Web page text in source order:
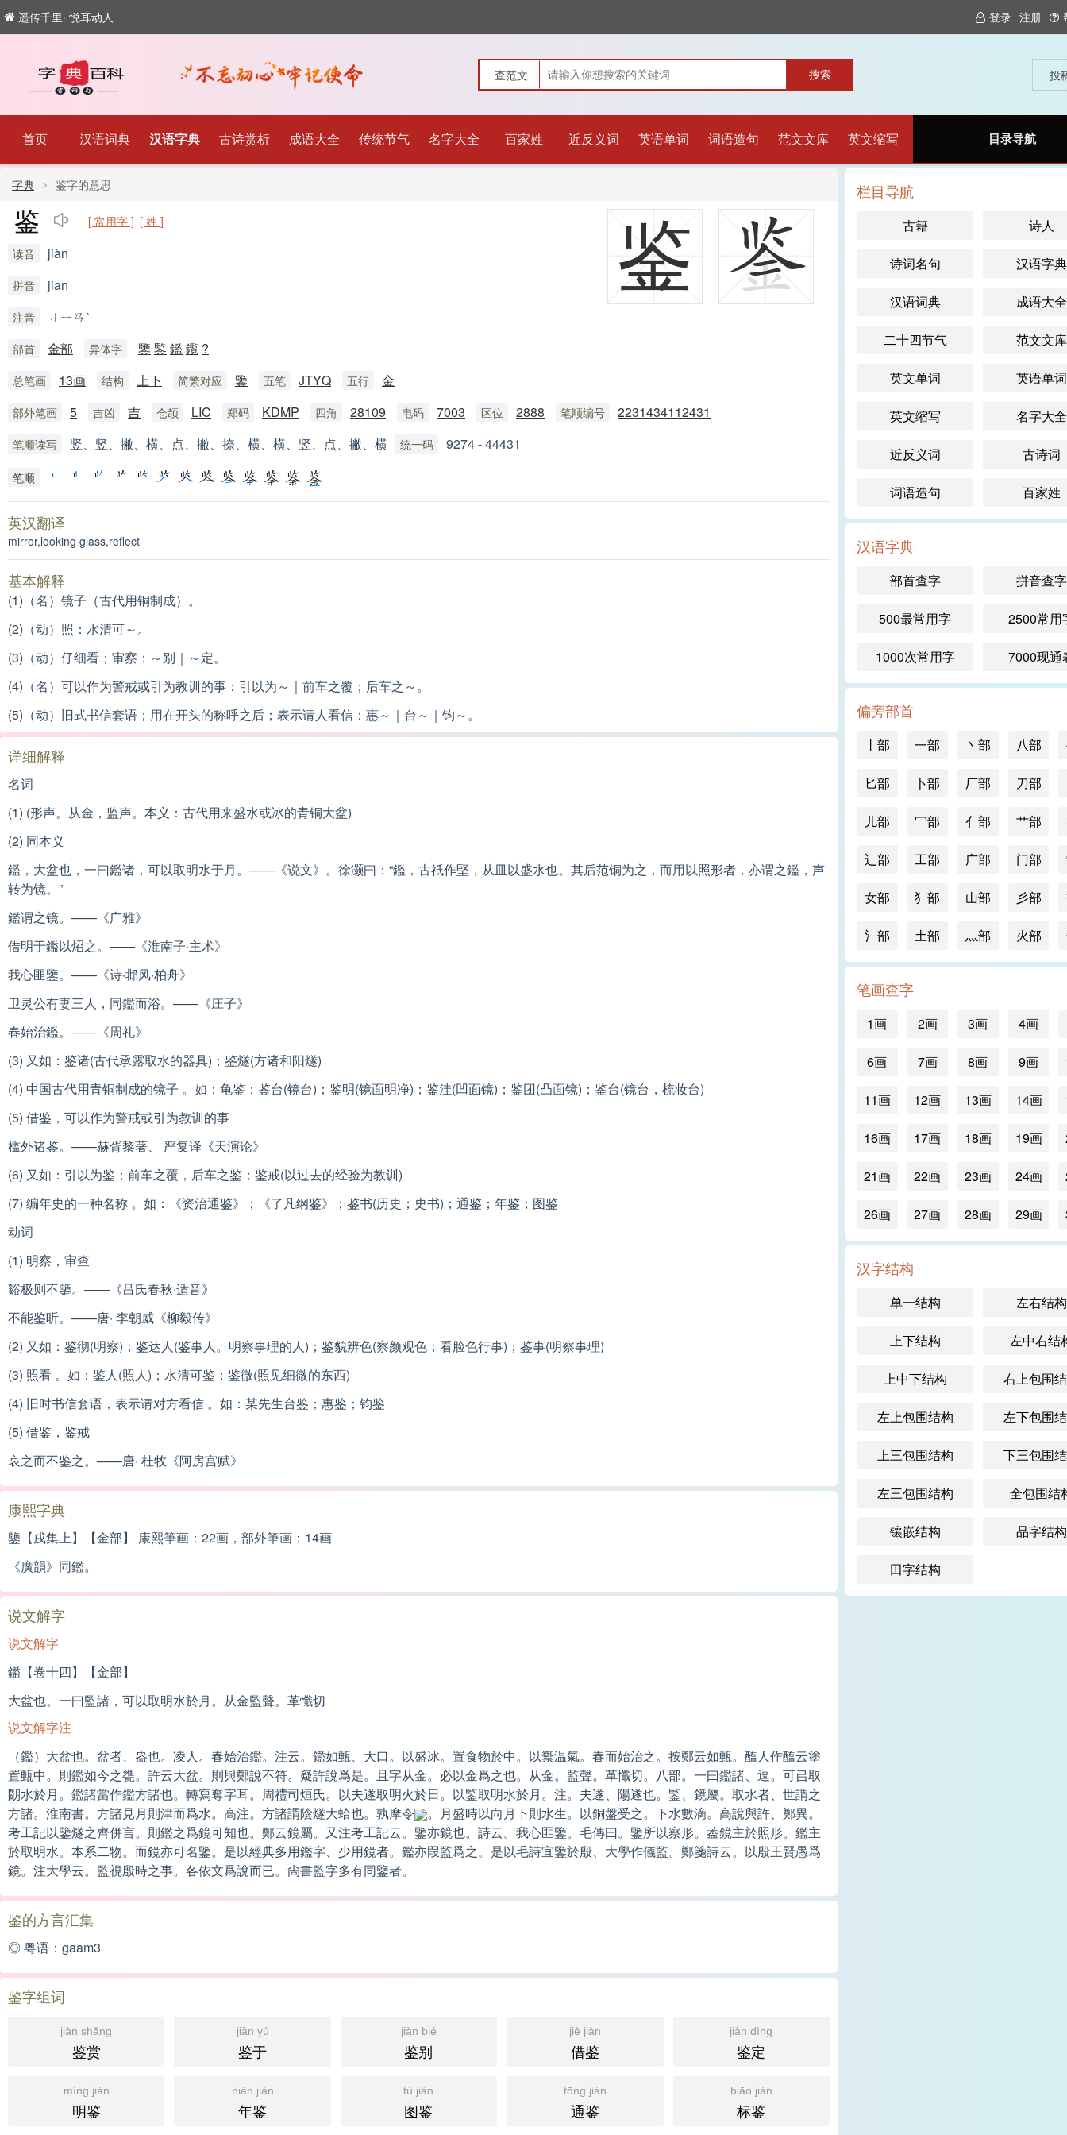
遥传千里· 悦耳动人 登录 注册
投
目录导航
首页 汉语词典 汉语字典 古诗赏析 成语大全 传统节气 名字大全 百家姓 近反义词 英语单词 词语造句 范文文库 英文缩写
字典 鉴字的意思
鉴
鉴 [ 常用字 ] [ 姓 ]
读音 jiàn
拼音 jian
注音 ㄐㄧㄢˋ
部首 金部 异体字 鑒 鍳 鑑鑬 ?
总笔画 13画 结构 上下 简繁对应 鑒 五笔 JTYQ 五行 金
部外笔画 5 吉凶 吉 仓颉 LIC 郑码 KDMP 四角 28109 电码 7003 区位 2888 笔顺编号 2231434112431
笔顺读写 竖、竖、撇、横、点、撇、捺、横、横、竖、点、撇、横 统一码 9274 - 44431
笔顺
英汉翻译
mirror,looking glass,reflect
基本解释
(1)（名）镜子（古代用铜制成）。
(2)（动）照： 水清可～。
(3)（动）仔细看；审察： ～别｜～定。
(4)（名）可以作为警戒或引为教训的事： 引以为～｜前车之覆；后车之～。
(5)（动）旧式书信套语；用在开头的称呼之后；表示请人看信： 惠～｜台～｜钧～。
详细解释
名词
(1) (形声。从金，监声。本义：古代用来盛水或冰的青铜大盆)
(2) 同本义
鑑，大盆也，一曰鑑诸，可以取明水于月。——《说文》。徐灏曰：“鑑，古祇作堅，从皿以盛水也。其后范铜为之，而用以照形者，亦谓之鑑，声
转为镜。”
鑑谓之镜。——《广雅》
借明于鑑以炤之。——《淮南子·主术》
我心匪鑒。——《诗·邶风·柏舟》
卫灵公有妻三人，同鑑而浴。——《庄子》
春始治鑑。——《周礼》
(3) 又如：鉴诸(古代承露取水的器具)；鉴燧(方诸和阳燧)
(4) 中国古代用青铜制成的镜子 。如：龟鉴；鉴台(镜台)；鉴明(镜面明净)；鉴洼(凹面镜)；鉴团(凸面镜)；鉴台(镜台，梳妆台)
(5) 借鉴，可以作为警戒或引为教训的事
槛外诸鉴。——赫胥黎著、 严复译《天演论》
(6) 又如：引以为鉴；前车之覆，后车之鉴；鉴戒(以过去的经验为教训)
(7) 编年史的一种名称 。如：《资治通鉴》；《了凡纲鉴》；鉴书(历史；史书)；通鉴；年鉴；图鉴
动词
(1) 明察，审查
谿极则不鑒。——《吕氏春秋·适音》
不能鉴听。——唐· 李朝威《柳毅传》
(2) 又如：鉴彻(明察)；鉴达人(鉴事人。明察事理的人)；鉴貌辨色(察颜观色；看脸色行事)；鉴事(明察事理)
(3) 照看 。如：鉴人(照人)；水清可鉴；鉴微(照见细微的东西)
(4) 旧时书信套语，表示请对方看信 。如：某先生台鉴；惠鉴；钧鉴
(5) 借鉴，鉴戒
哀之而不鉴之。——唐· 杜牧《阿房宫赋》
康熙字典
鑒【戌集上】【金部】 康熙筆画：22画，部外筆画：14画
《廣韻》同鑑。
说文解字
说文解字
鑑【卷十四】【金部】
大盆也。一曰監諸，可以取明水於月。从金監聲。革懺切
说文解字注
（鑑）大盆也。盆者、盎也。凌人。春始治鑑。注云。鑑如甀、大口。以盛冰。置食物於中。以禦温氣。春而始治之。按鄭云如甀。醢人作醢云塗
置甀中。則鑑如今之甕。許云大盆。則與鄭說不符。疑許說爲是。且字从金。必以金爲之也。从金。監聲。革懺切。八部。一曰鑑諸、逗。可㠯取
朙水於月。鑑諸當作鑑方諸也。轉寫奪字耳。周禮司烜氏。以夫遂取明火於日。以鍳取明水於月。注。夫遂、陽遂也。鍳、鏡屬。取水者、世謂之
方諸。淮南書。方諸見月則津而爲水。高注。方諸謂陰燧大蛤也。孰摩令
。月盛時以向月下則水生。以銅盤受之。下水數滴。高說與許、鄭異。
考工記以鑒燧之齊併言。則鑑之爲鏡可知也。鄭云鏡屬。又注考工記云。鑒亦鏡也。詩云。我心匪鑒。毛傳曰。鑒所以察形。葢鏡主於照形。鑑主
於取明水。本系二物。而鏡亦可名鑒。是以經典多用鑑字、少用鏡者。鑑亦叚監爲之。是以毛詩宜鑒於殷、大學作儀監。鄭箋詩云。以殷王賢愚爲
鏡。注大學云。監視殷時之事。各依文爲說而已。尙書監字多有同鑒者。
鉴的方言汇集
◎ 粤语：gaam3
鉴字组词
jiàn shǎng
鉴赏
jiàn yú
鉴于
jiàn bié
鉴别
jiè jiàn
借鉴
jiàn dìng
鉴定
míng jiàn
明鉴
nián jiàn
年鉴
tú jiàn
图鉴
tōng jiàn
通鉴
biāo jiàn
标鉴
栏目导航
古籍 诗人
诗词名句 汉语字典
汉语词典 成语大全
二十四节气 范文文库
英文单词 英语单词
英文缩写 名字大全
近反义词 古诗词
词语造句 百家姓
汉语字典
部首查字 拼音查字
500最常用字 2500常用
1000次常用字 7000现通
偏旁部首
丨部 一部 丶部 八部
匕部 卜部 厂部 刀部
儿部 冖部 亻部 艹部
辶部 工部 广部 门部
女部 犭部 山部 彡部
氵部 土部 灬部 火部
笔画查字
1画 2画 3画 4画
6画 7画 8画 9画
11画 12画 13画 14画
16画 17画 18画 19画
21画 22画 23画 24画
26画 27画 28画 29画
汉字结构
单一结构 左右结构
上下结构 左中右结
上中下结构 右上包围
左上包围结构 左下包围
上三包围结构 下三包围
左三包围结构 全包围结
镶嵌结构 品字结构
田字结构